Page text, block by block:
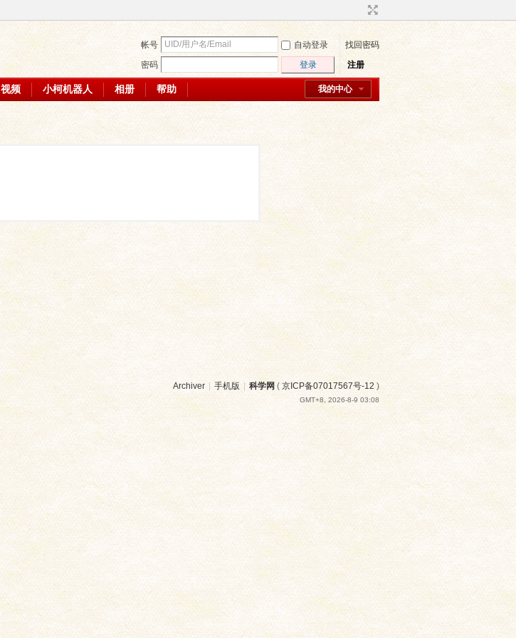
帐号 自动登录
找回密码
密码
登录 注册
我的中心
视频 小柯机器人 相册 帮助
Archiver 手机版 科学网 (京ICP备07017567号-12 )
GMT+8, 2026-8-9 03:08